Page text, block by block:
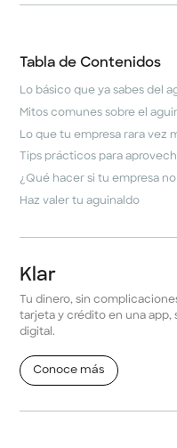
Tabla de Contenidos
Lo básico que ya sabes del
Mitos comunes sobre el
Lo que tu empresa rara vez
Tips prácticos para
¿Qué hacer si tu empresa
Haz valer tu aguinaldo
Klar
Tu dinero, sin
tarjeta y crédito en una app,
digital.
Conoce más